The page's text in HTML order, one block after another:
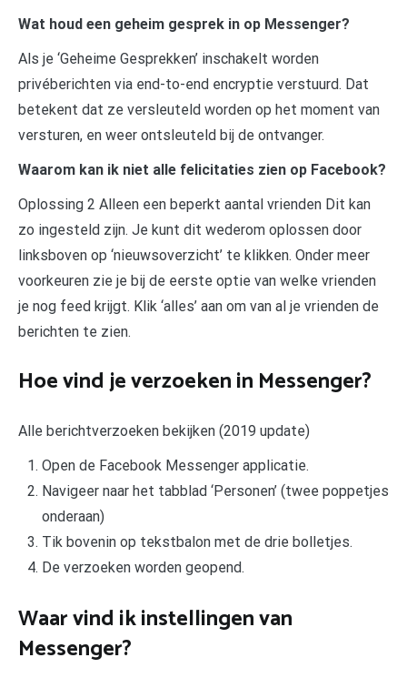
Wat houd een geheim gesprek in op Messenger?
Als je ‘Geheime Gesprekken’ inschakelt worden
privéberichten via end-to-end encryptie verstuurd. Dat
betekent dat ze versleuteld worden op het moment van
versturen, en weer ontsleuteld bij de ontvanger.
Waarom kan ik niet alle felicitaties zien op Facebook?
Oplossing 2 Alleen een beperkt aantal vrienden Dit kan
zo ingesteld zijn. Je kunt dit wederom oplossen door
linksboven op ‘nieuwsoverzicht’ te klikken. Onder meer
voorkeuren zie je bij de eerste optie van welke vrienden
je nog feed krijgt. Klik ‘alles’ aan om van al je vrienden de
berichten te zien.
Hoe vind je verzoeken in Messenger?
Alle berichtverzoeken bekijken (2019 update)
Open de Facebook Messenger applicatie.
Navigeer naar het tabblad ‘Personen’ (twee poppetjes
onderaan)
Tik bovenin op tekstbalon met de drie bolletjes.
De verzoeken worden geopend.
Waar vind ik instellingen van
Messenger?